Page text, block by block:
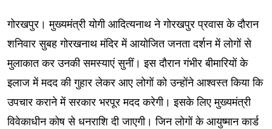
गोरखपुर। मुख्यमंत्री योगी आदित्यनाथ ने गोरखपुर प्रवास के दौरान
शनिवार सुबह गोरखनाथ मंदिर में आयोजित जनता दर्शन में लोगों से
मुलाकात कर उनकी समस्याएं सुनीं। इस दौरान गंभीर बीमारियों के
इलाज में मदद की गुहार लेकर आए लोगों को उन्होंने आश्वस्त किया कि
उपचार कराने में सरकार भरपूर मदद करेगी। इसके लिए मुख्यमंत्री
विवेकाधीन कोष से धनराशि दी जाएगी। जिन लोगों के आयुष्मान कार्ड